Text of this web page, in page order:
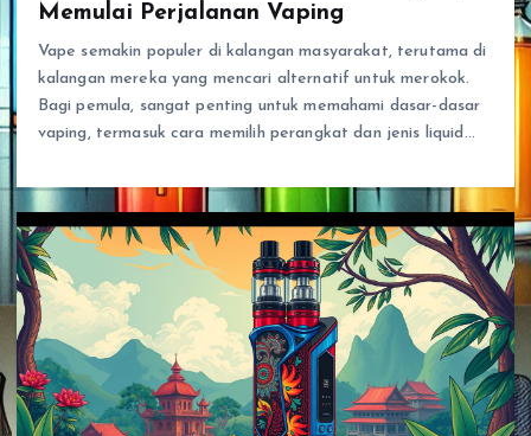
Memulai Perjalanan Vaping
Vape semakin populer di kalangan masyarakat, terutama di
kalangan mereka yang mencari alternatif untuk merokok.
Bagi pemula, sangat penting untuk memahami dasar-dasar
vaping, termasuk cara memilih perangkat dan jenis liquid…